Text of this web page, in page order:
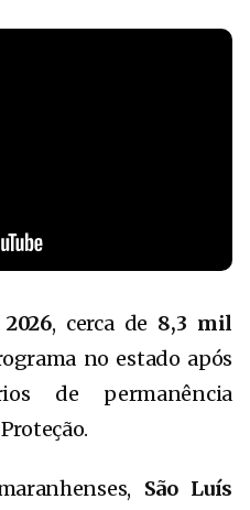
, cerca de 8,3 mil
no estado após
de permanência
São Luís